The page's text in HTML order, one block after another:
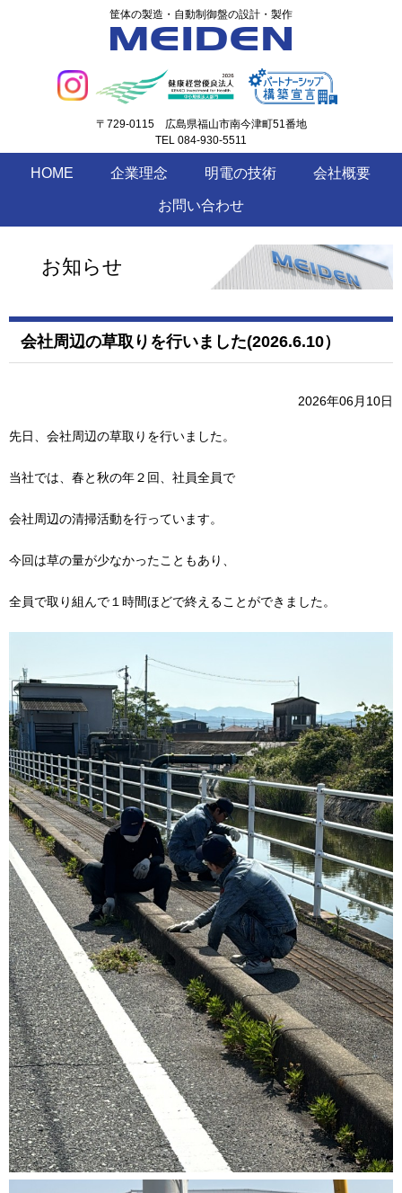
筐体の製造・自動制御盤の設計・製作
〒729-0115
広島県福山市南今津町51番地
TEL 084-930-5511
HOME 企業理念 明電の技術 会社概要
お問い合わせ
お知らせ
会社周辺の草取りを行いました(2026.6.10）
2026年06月10日
先日、会社周辺の草取りを行いました。
当社では、春と秋の年２回、社員全員で
会社周辺の清掃活動を行っています。
今回は草の量が少なかったこともあり、
全員で取り組んで１時間ほどで終えることができました。